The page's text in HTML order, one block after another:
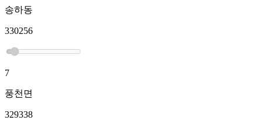
송하동
330256
7
풍천면
329338